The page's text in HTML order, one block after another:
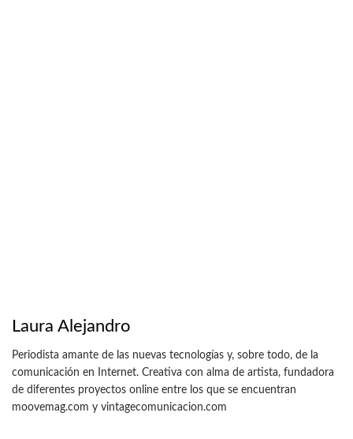
Laura Alejandro
Periodista amante de las nuevas tecnologías y, sobre todo, de la
comunicación en Internet. Creativa con alma de artista, fundadora
de diferentes proyectos online entre los que se encuentran
moovemag.com y vintagecomunicacion.com